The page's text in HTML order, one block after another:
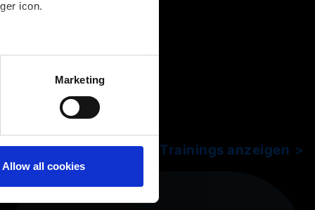
icon.
meters
Marketing
Allow all cookies
Alle Trainings anzeigen